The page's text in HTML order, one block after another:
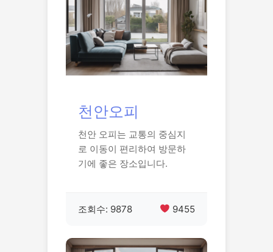
천안오피
천안 오피는 교통의 중심지
로 이동이 편리하여 방문하
기에 좋은 장소입니다.
조회수: 9878 9455